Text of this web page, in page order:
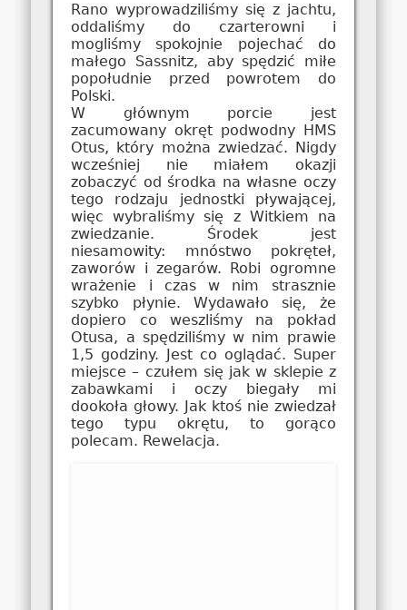
Rano wyprowadziliśmy się z jachtu,
oddaliśmy do czarterowni i
mogliśmy spokojnie pojechać do
małego Sassnitz, aby spędzić miłe
popołudnie przed powrotem do
Polski.
W głównym porcie jest
zacumowany okręt podwodny HMS
Otus, który można zwiedzać. Nigdy
wcześniej nie miałem okazji
zobaczyć od środka na własne oczy
tego rodzaju jednostki pływającej,
więc wybraliśmy się z Witkiem na
zwiedzanie. Środek jest
niesamowity: mnóstwo pokręteł,
zaworów i zegarów. Robi ogromne
wrażenie i czas w nim strasznie
szybko płynie. Wydawało się, że
dopiero co weszliśmy na pokład
Otusa, a spędziliśmy w nim prawie
1,5 godziny. Jest co oglądać. Super
miejsce – czułem się jak w sklepie z
zabawkami i oczy biegały mi
dookoła głowy. Jak ktoś nie zwiedzał
tego typu okrętu, to gorąco
polecam. Rewelacja.